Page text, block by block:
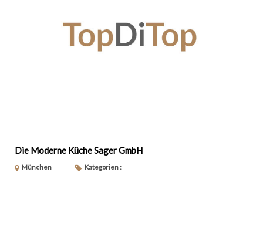
Die Moderne Küche Sager GmbH
München Kategorien :